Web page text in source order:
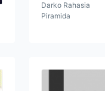
Darko Rahasia
Piramida